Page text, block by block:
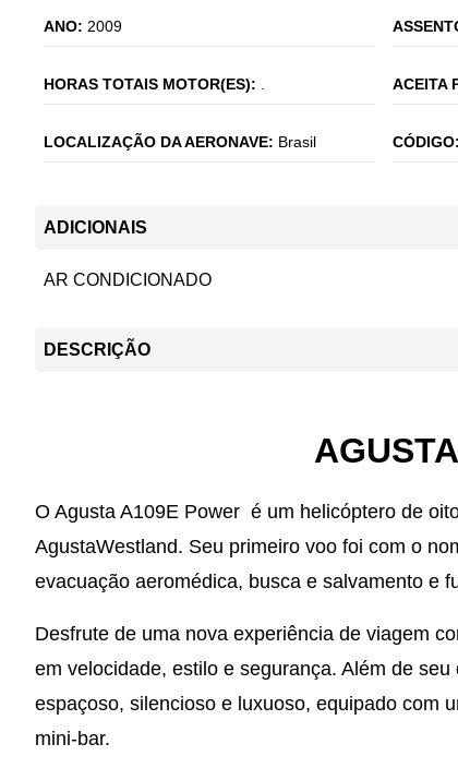
ANO: 2009
HORAS TOTAIS MOTOR(ES): ACEITA
LOCALIZAÇÃO DA AERONAVE: Brasil CÓDIGO:
ADICIONAIS
AR CONDICIONADO
DESCRIÇÃO
O Agusta A109E Power é um helicóptero de
AgustaWestland. Seu primeiro voo foi com o
evacuação aeromédica, busca e salvamento e
Desfrute de uma nova experiência de viagem
em velocidade, estilo e segurança. Além de
espaçoso, silencioso e luxuoso, equipado com
mini-bar.